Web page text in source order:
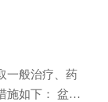
一般治疗、药
施如下： 盆腔